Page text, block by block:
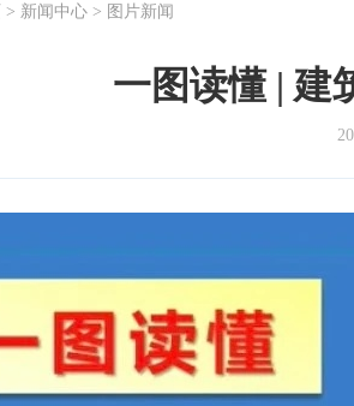
> 新闻中心 > 图片新闻
一图读懂 | 建